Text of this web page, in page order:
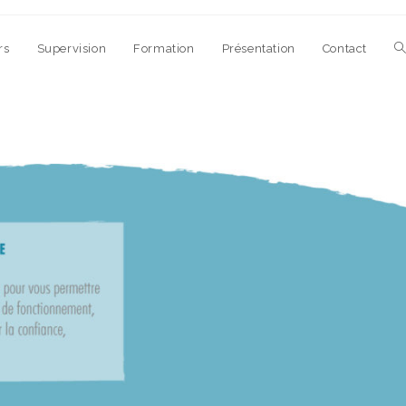
Supervision Formation Présentation Contact